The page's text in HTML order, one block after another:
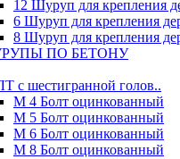
12 Шуруп для крепления
6 Шуруп для крепления
8 Шуруп для крепления
ПО БЕТОНУ
с шестигранной голов..
М 4 Болт оцинкованный
М 5 Болт оцинкованный
М 6 Болт оцинкованный
М 8 Болт оцинкованный